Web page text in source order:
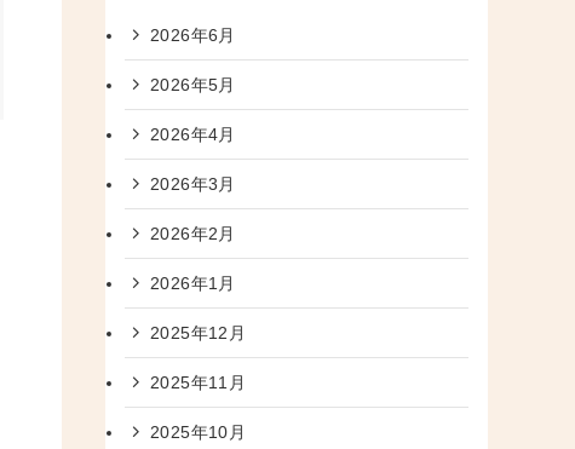
2026年6月
2026年5月
2026年4月
2026年3月
2026年2月
2026年1月
2025年12月
2025年11月
2025年10月